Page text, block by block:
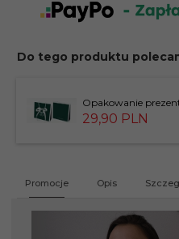
Do tego produktu
Opakowanie
29,90 PLN
Promocje Opis